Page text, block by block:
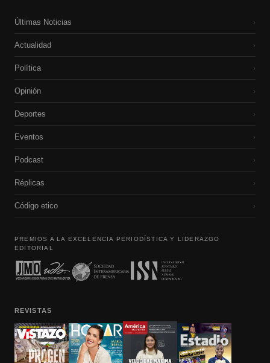
Últimas Noticias ›
Actualidad ›
Política ›
Opinión ›
Deportes ›
Eventos ›
Podcast ›
Réplicas ›
Código etico ›
PREMIOS A LA EXCELENCIA PERIODÍSTICA Y LIDERAZGO
EDITORIAL
REVISTAS